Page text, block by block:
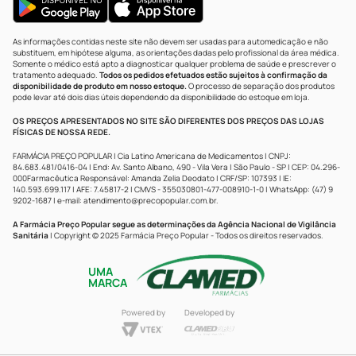
As informações contidas neste site não devem ser usadas para automedicação e não
substituem, em hipótese alguma, as orientações dadas pelo profissional da área médica.
Somente o médico está apto a diagnosticar qualquer problema de saúde e prescrever o
tratamento adequado. Todos os pedidos efetuados estão sujeitos à confirmação da
disponibilidade de produto em nosso estoque.O processo de separação dos produtos
pode levar até dois dias úteis dependendo da disponibilidade do estoque em loja.
OS PREÇOS APRESENTADOS NO SITE SÃO DIFERENTES DOS PREÇOS DAS LOJAS
FÍSICAS DE NOSSA REDE.
FARMÁCIA PREÇO POPULAR | Cia Latino Americana de Medicamentos | CNPJ:
84.683.481/0416-04 | End: Av. Santo Albano, 490 - Vila Vera | São Paulo - SP | CEP: 04.296-
000Farmacêutica Responsável: Amanda Zelia Deodato | CRF/SP: 107393 | IE:
140.593.699.117 | AFE: 7.45817-2 | CMVS - 355030801-477-008910-1-0 | WhatsApp: (47) 9
9202-1687 | e-mail: atendimento@precopopular.com.br.
A Farmácia Preço Popular segue as determinações da Agência Nacional de Vigilância
Sanitária | Copyright © 2025 Farmácia Preço Popular - Todos os direitos reservados.
UMA
MARCA
Powered by Developed by